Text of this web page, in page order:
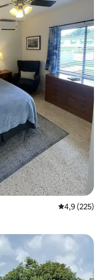
4,9 (225)